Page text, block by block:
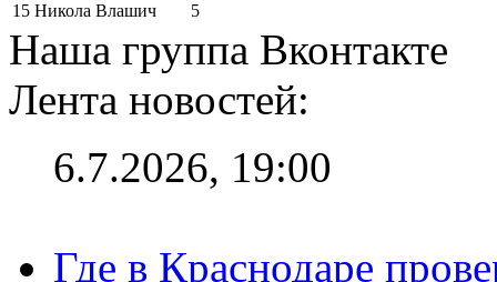
15 Никола Влашич 5
Наша группа Вконтакте
Лента новостей:
6.7.2026, 19:00
Где в Краснодаре